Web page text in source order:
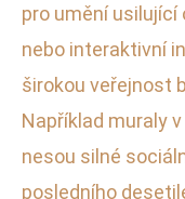
pro umění usilující
nebo interaktivní
širokou veřejnost
Například muraly
nesou silné
posledního